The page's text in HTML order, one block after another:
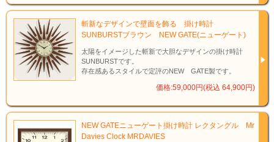
斬新なデザインで壁面を飾る 掛け時計
SUNBURSTブラウン NEW GATE(ニューゲート)
太陽をイメージした斬新で大胆なデザインの掛け時計
SUNBURSTです。
存在感あるスタイルで定評のNEW GATE製です。
価格:59,000円(税込 64,900円)
NEW GATEニューゲート掛け時計 レクタングル Mr
Davies Clock MRDAVIES